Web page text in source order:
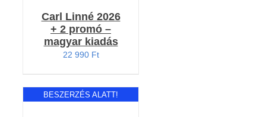
Carl Linné 2026
+ 2 promó –
magyar kiadás
22 990 Ft
BESZERZÉS ALATT!